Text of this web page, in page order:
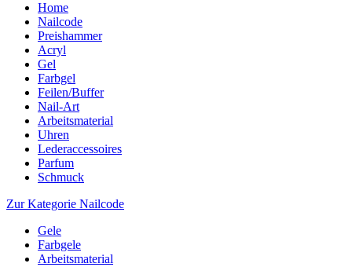
Home
Nailcode
Preishammer
Acryl
Gel
Farbgel
Feilen/Buffer
Nail-Art
Arbeitsmaterial
Uhren
Lederaccessoires
Parfum
Schmuck
Zur Kategorie Nailcode
Gele
Farbgele
Arbeitsmaterial